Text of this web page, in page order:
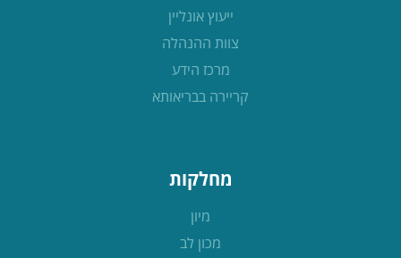
ייעוץ אונליין
צוות ההנהלה
מרכז הידע
קריירה בבריאותא
מחלקות
מיון
מכון לב